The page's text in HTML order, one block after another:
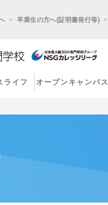
卒業生の方へ(証明書発行等)
ライフ オープンキャンパス